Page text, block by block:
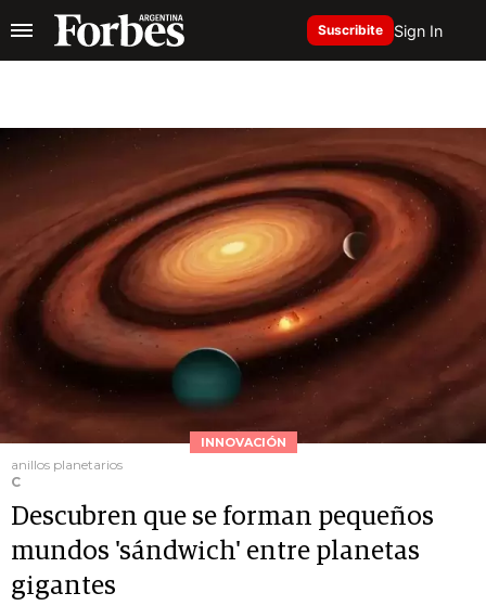
Suscribite Sign In
INNOVACIÓN
anillos planetarios
C
Descubren que se forman pequeños
mundos 'sándwich' entre planetas
gigantes